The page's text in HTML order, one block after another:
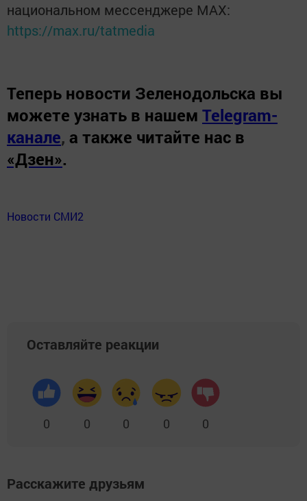
национальном мессенджере MАХ:
https://max.ru/tatmedia
Теперь новости Зеленодольска вы
можете узнать в нашем Telegram-
канале, а также читайте нас в
«Дзен».
Новости СМИ2
Оставляйте реакции
0 0 0 0 0
Расскажите друзьям